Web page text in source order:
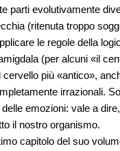
parti evolutivamente
(ritenuta troppo
le regole della
(per alcuni «il
più «antico»,
irrazionali.
emozioni: vale a
il nostro organismo.
capitolo del suo